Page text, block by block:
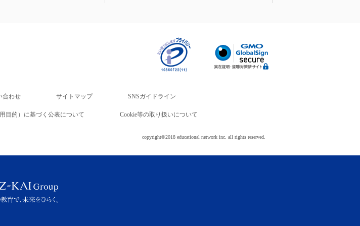
合わせ サイトマップ SNSガイドライン
目的）に基づく公表について Cookie等の取り扱いについて
copyright©2018 educational network inc. all rights reserved.